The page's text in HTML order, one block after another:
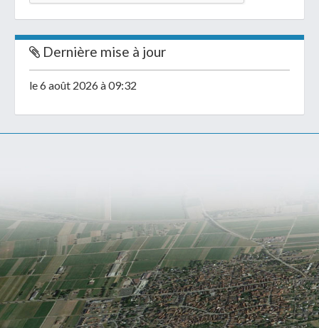
Dernière mise à jour
le 6 août 2026 à 09:32